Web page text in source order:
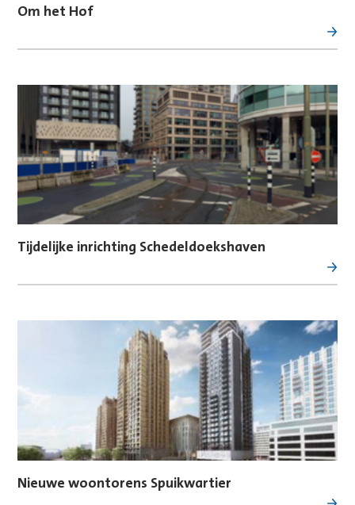
Om het Hof
Tijdelijke inrichting Schedeldoekshaven
Nieuwe woontorens Spuikwartier